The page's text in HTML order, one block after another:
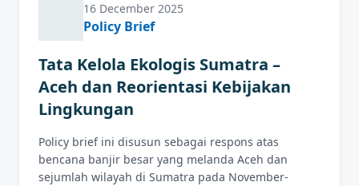
16 December 2025
Policy Brief
Tata Kelola Ekologis Sumatra –
Aceh dan Reorientasi Kebijakan
Lingkungan
Policy brief ini disusun sebagai respons atas
bencana banjir besar yang melanda Aceh dan
sejumlah wilayah di Sumatra pada November-